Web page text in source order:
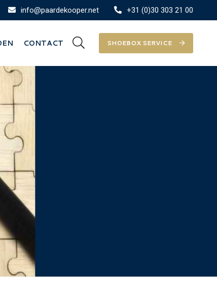
info@paardekooper.net +31 (0)30 303 21 00
CONTACT SHOEBOX SERVICE